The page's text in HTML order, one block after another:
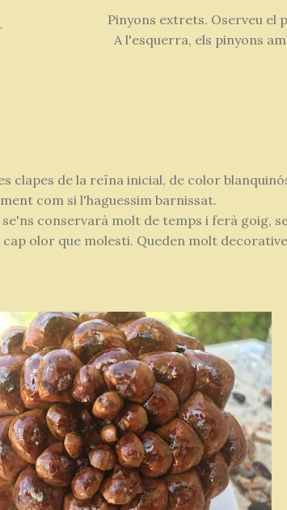
Pinyons extrets. Oserveu el
A l'esquerra, els pinyons
clapes de la reïna inicial, de color
com si l'haguessim barnissat.
conservarà molt de temps i ferà goig,
olor que molesti. Queden molt